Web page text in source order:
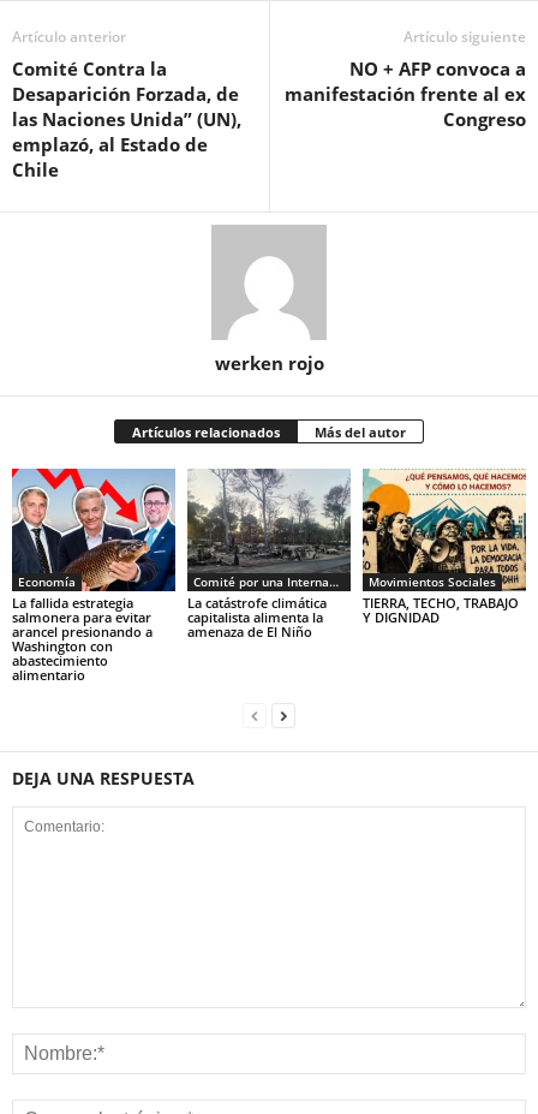
Artículo anterior
Comité Contra la
Desaparición Forzada, de
las Naciones Unida” (UN),
emplazó, al Estado de
Chile
Artículo siguiente
NO + AFP convoca a
manifestación frente al ex
Congreso
werken rojo
Artículos relacionados Más del autor
Economía
La fallida estrategia
salmonera para evitar
arancel presionando a
Washington con
abastecimiento
alimentario
Comité por una Internacional de los Trabajadores - CIT
La catástrofe climática
capitalista alimenta la
amenaza de El Niño
Movimientos Sociales
TIERRA, TECHO, TRABAJO
Y DIGNIDAD
DEJA UNA RESPUESTA